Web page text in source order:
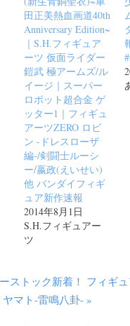
田正美熱血画道40th
Anniversary Edition~
｜S.H.フィギュア
ーツ 仮面ライダー
鎧武 極アームズ/ル
イージ｜スーパー
ロボット超合金 ゲ
ッター1｜フィギュ
アーツZERO ロビ
ン -ドレスローザ
編-/剣闘士ルーシ
ー/嬴政(えいせい)
他 バンダイフィギ
ュア新作速報
2014年8月1日
S.H.フィギュアー
ツ
ストック新着！ フィギ
マト-雷鳴八卦- »